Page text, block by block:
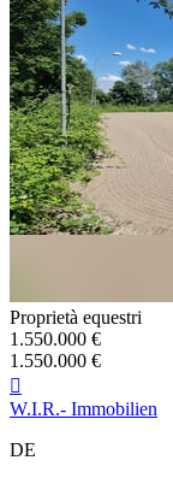
Proprietà equestri
1.550.000 €
1.550.000 €

W.I.R.- Immobilien
DE